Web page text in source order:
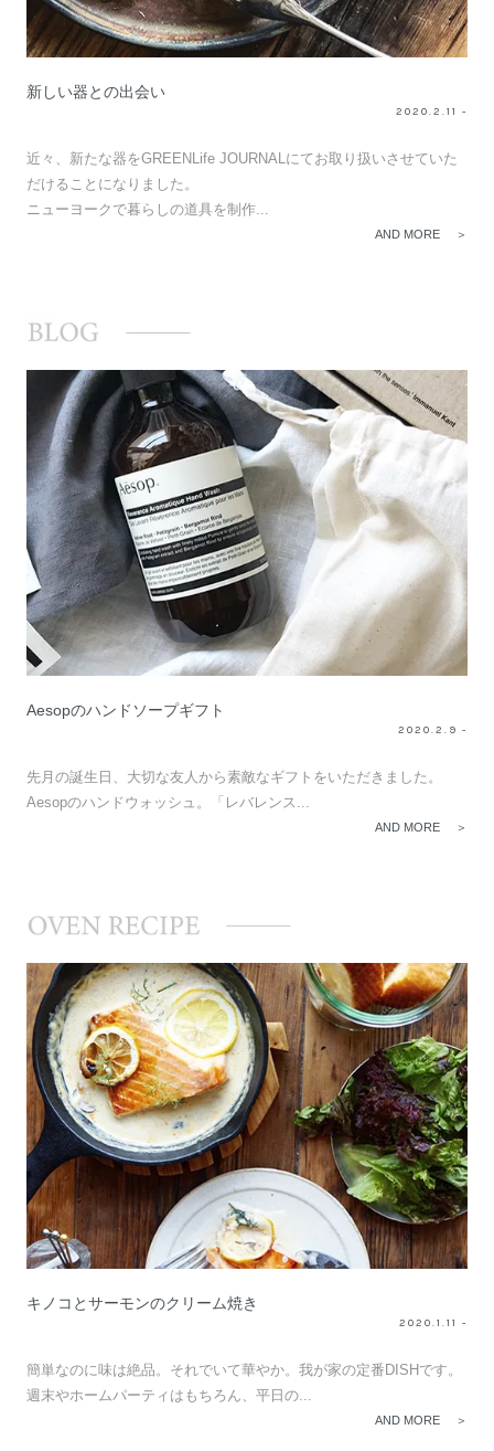
新しい器との出会い
2020.2.11 -
近々、新たな器をGREENLife JOURNALにてお取り扱いさせていた
だけることになりました。
ニューヨークで暮らしの道具を制作...
AND MORE ＞
Aesopのハンドソープギフト
2020.2.9 -
先月の誕生日、大切な友人から素敵なギフトをいただきました。
Aesopのハンドウォッシュ。「レバレンス...
AND MORE ＞
キノコとサーモンのクリーム焼き
2020.1.11 -
簡単なのに味は絶品。それでいて華やか。我が家の定番DISHです。
週末やホームパーティはもちろん、平日の...
AND MORE ＞